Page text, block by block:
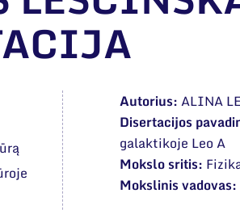
Autorius:ALINA
Disertacijos
galaktikoje Leo A
Mokslo sritis:
Mokslinis vadovas: